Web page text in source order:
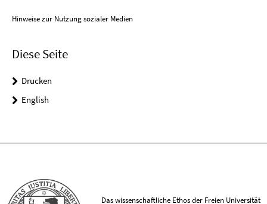
Hinweise zur Nutzung sozialer Medien
Diese Seite
Drucken
English
Das wissenschaftliche Ethos der Freien Universität